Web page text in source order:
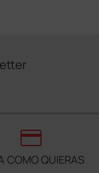
credit_card
COMO QUIERAS